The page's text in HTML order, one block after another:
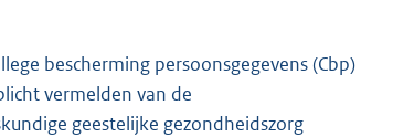
bescherming persoonsgegevens (Cbp)
vermelden van de
geestelijke gezondheidszorg